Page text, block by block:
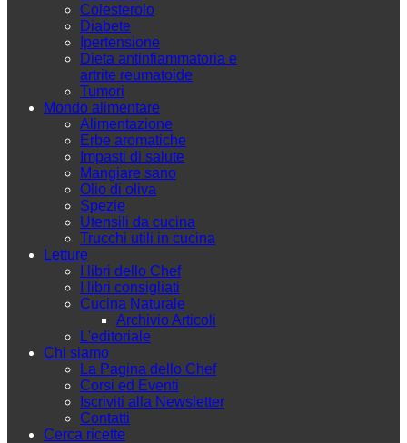
Colesterolo
Diabete
Ipertensione
Dieta antinfiammatoria e
artrite reumatoide
Tumori
Mondo alimentare
Alimentazione
Erbe aromatiche
Impasti di salute
Mangiare sano
Olio di oliva
Spezie
Utensili da cucina
Trucchi utili in cucina
Letture
I libri dello Chef
I libri consigliati
Cucina Naturale
Archivio Articoli
L'editoriale
Chi siamo
La Pagina dello Chef
Corsi ed Eventi
Iscriviti alla Newsletter
Contatti
Cerca ricette